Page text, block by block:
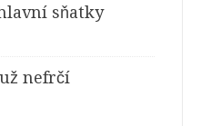
sňatky
nefrčí